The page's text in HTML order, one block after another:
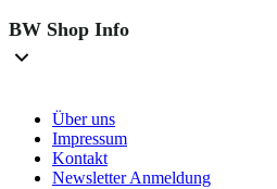
BW Shop Info
Über uns
Impressum
Kontakt
Newsletter Anmeldung